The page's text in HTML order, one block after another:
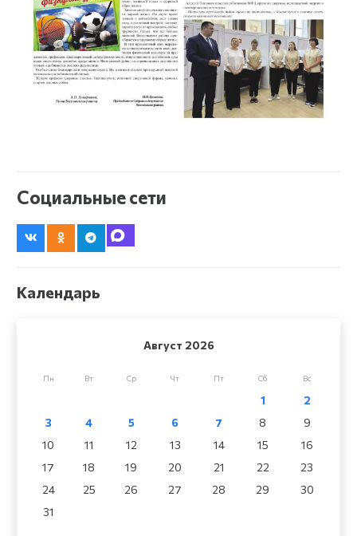
Социальные сети
Календарь
Август 2026
Пн Вт Ср Чт Пт Сб Вс
1
2
3
4 5 6 7 8
9
10
11 12 13 14 15
16
17
18 19 20 21 22
23
24
25 26 27 28 29
30
31